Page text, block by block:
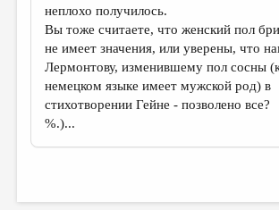
МЕДИАнеплохо получилось.
Вы тоже считаете, что женский пол
не имеет значения, или уверены, что
Лермонтову, изменившему пол сосны
немецком языке имеет мужской род) в
стихотворении Гейне - позволено все?
%.)...